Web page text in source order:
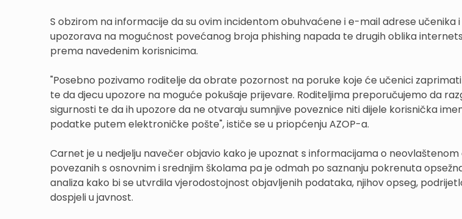
S obzirom na informacije da su ovim incidentom obuhvaćene i e-mail adrese učenika i
upozorava na mogućnost povećanog broja phishing napada te drugih oblika
prema navedenim korisnicima.
"Posebno pozivamo roditelje da obrate pozornost na poruke koje će učenici
te da djecu upozore na moguće pokušaje prijevare. Roditeljima preporučujemo da
sigurnosti te da ih upozore da ne otvaraju sumnjive poveznice niti dijele korisnička
podatke putem elektroničke pošte", ističe se u priopćenju AZOP-a.
Carnet je u nedjelju navečer objavio kako je upoznat s informacijama o
povezanih s osnovnim i srednjim školama pa je odmah po saznanju pokrenuta
analiza kako bi se utvrdila vjerodostojnost objavljenih podataka, njihov opseg,
dospjeli u javnost.